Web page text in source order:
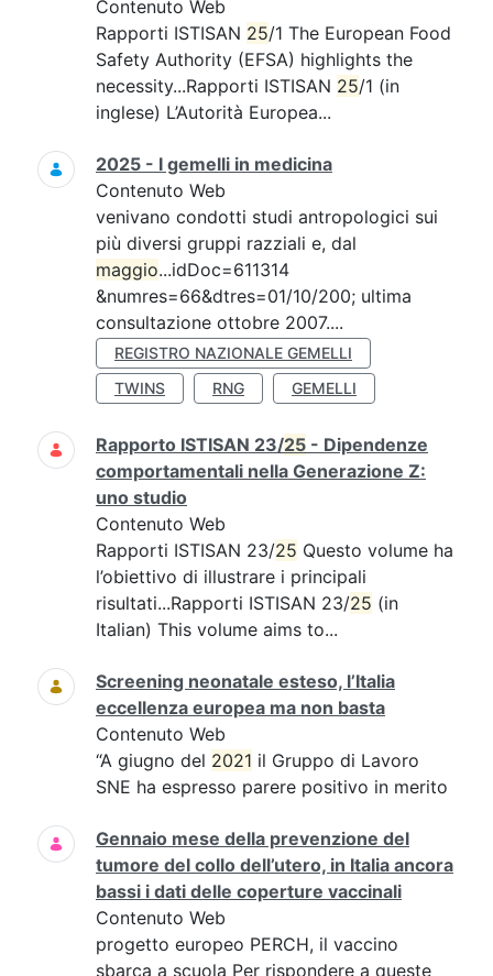
Contenuto Web
Rapporti ISTISAN 25/1 The European Food
Safety Authority (EFSA) highlights the
necessity...Rapporti ISTISAN 25/1 (in
inglese) L’Autorità Europea...
2025 - I gemelli in medicina
Contenuto Web
venivano condotti studi antropologici sui
più diversi gruppi razziali e, dal
maggio...idDoc=611314
&numres=66&dtres=01/10/200; ultima
consultazione ottobre 2007....
REGISTRO NAZIONALE GEMELLI
TWINS
RNG GEMELLI
Rapporto ISTISAN 23/25 - Dipendenze
comportamentali nella Generazione Z:
uno studio
Contenuto Web
Rapporti ISTISAN 23/25 Questo volume ha
l’obiettivo di illustrare i principali
risultati...Rapporti ISTISAN 23/25 (in
Italian) This volume aims to...
Screening neonatale esteso, l’Italia
eccellenza europea ma non basta
Contenuto Web
“A giugno del 2021 il Gruppo di Lavoro
SNE ha espresso parere positivo in merito
Gennaio mese della prevenzione del
tumore del collo dell’utero, in Italia ancora
bassi i dati delle coperture vaccinali
Contenuto Web
progetto europeo PERCH, il vaccino
sbarca a scuola Per rispondere a queste